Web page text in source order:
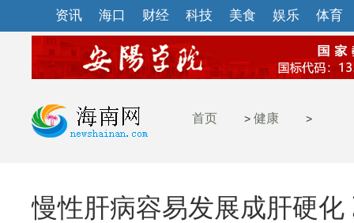
资讯 海口 财经 科技 美食 娱乐 体育
首页 > 健康 >
慢性肝病容易发展成肝硬